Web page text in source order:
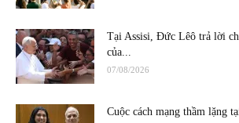
Tại Assisi, Đức Lêô trả lời
của...
07/08/2026
Cuộc cách mạng thầm lặng